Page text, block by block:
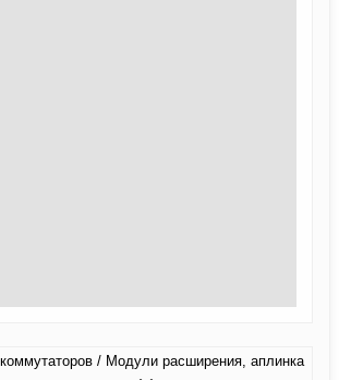
/ Модули расширения, аплинка